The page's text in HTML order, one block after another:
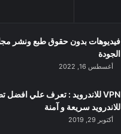
فيديوهات بدون حقوق طبع ونشر
الجودة
أغسطس 16, 2022
للاندرويد سريعة و آمنة
أكتوبر 29, 2019